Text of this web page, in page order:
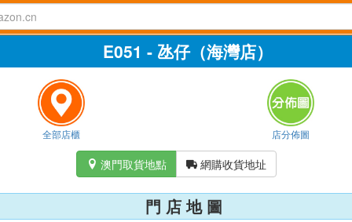
E051 - 氹仔（海灣店）
全部店櫃 店分佈圖
 澳門取貨地點 網購收貨地址
門 店 地 圖